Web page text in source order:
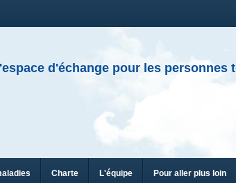
d'échange pour les personnes
Charte L'équipe Pour aller plus loin